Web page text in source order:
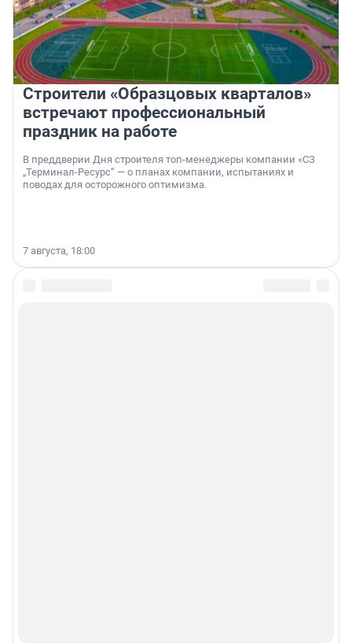
Строители «Образцовых кварталов»
встречают профессиональный
праздник на работе
В преддверии Дня строителя топ-менеджеры компании «СЗ
„Терминал-Ресурс“ — о планах компании, испытаниях и
поводах для осторожного оптимизма.
7 августа, 18:00